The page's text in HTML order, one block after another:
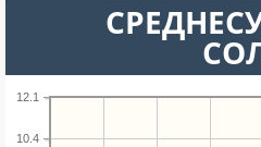
10.4
12.1